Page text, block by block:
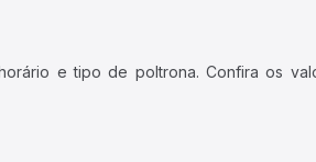
e tipo de poltrona. Confira os